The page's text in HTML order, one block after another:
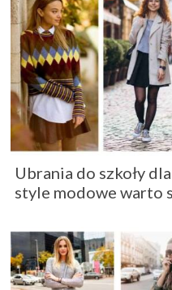
Ubrania do szkoły
style modowe warto